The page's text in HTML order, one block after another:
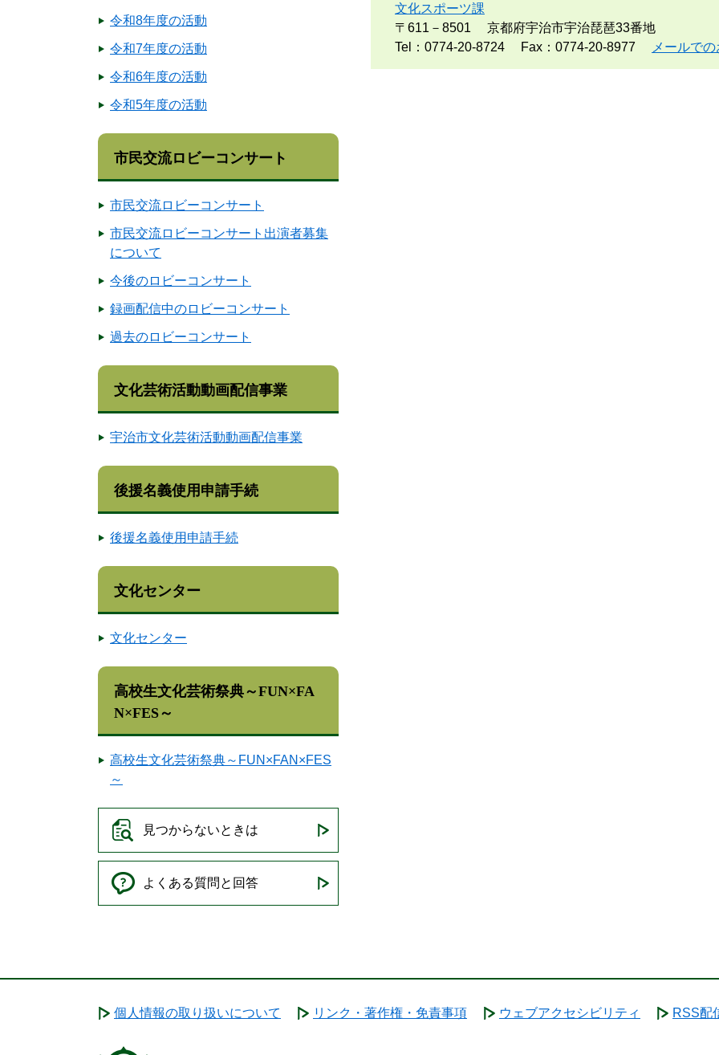
文化スポーツ課
〒611－8501
京都府宇治市宇治琵琶33番地
Tel：0774-20-8724
Fax：0774-20-8977 メールで
令和8年度の活動
令和7年度の活動
令和6年度の活動
令和5年度の活動
市民交流ロビーコンサート
市民交流ロビーコンサート
市民交流ロビーコンサート出演者募集
について
今後のロビーコンサート
録画配信中のロビーコンサート
過去のロビーコンサート
文化芸術活動動画配信事業
宇治市文化芸術活動動画配信事業
後援名義使用申請手続
後援名義使用申請手続
文化センター
文化センター
高校生文化芸術祭典～FUN×FA
N×FES～
高校生文化芸術祭典～FUN×FAN×FES
～
見つからないときは
よくある質問と回答
個人情報の取り扱いについて リンク・著作権・免責事項 ウェブアクセシビリティ RSS配